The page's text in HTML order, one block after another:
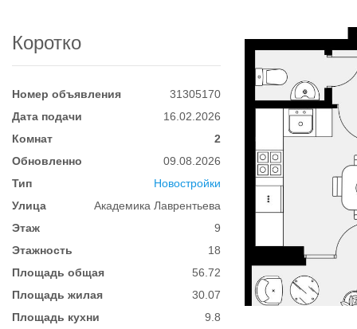
Коротко
Номер объявления
31305170
Дата подачи
16.02.2026
Комнат
2
Обновленно
09.08.2026
Тип
Новостройки
Улица
Академика Лаврентьева
Этаж
9
Этажность
18
Площадь общая
56.72
Площадь жилая
30.07
Площадь кухни
9.8